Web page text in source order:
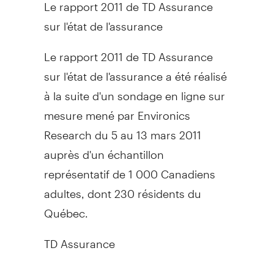
sur l'état de l'assurance
Le rapport 2011 de TD Assurance
sur l'état de l'assurance a été réalisé
à la suite d'un sondage en ligne sur
mesure mené par Environics
Research du 5 au 13 mars 2011
auprès d'un échantillon
représentatif de 1 000 Canadiens
adultes, dont 230 résidents du
Québec.
TD Assurance